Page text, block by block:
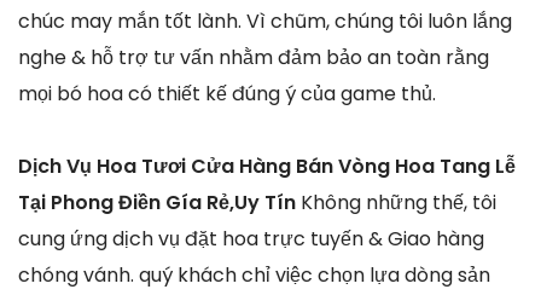
chúc may mắn tốt lành. Vì chũm, chúng tôi luôn lắng
nghe & hỗ trợ tư vấn nhằm đảm bảo an toàn rằng
mọi bó hoa có thiết kế đúng ý của game thủ.
Dịch Vụ Hoa Tươi Cửa Hàng Bán Vòng Hoa Tang Lễ
Tại Phong Điền Gía Rẻ,Uy Tín Không những thế, tôi
cung ứng dịch vụ đặt hoa trực tuyến & Giao hàng
chóng vánh. quý khách chỉ việc chọn lựa dòng sản